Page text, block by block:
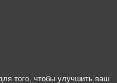
вам придет в ответ.
того, чтобы улучшить ваш